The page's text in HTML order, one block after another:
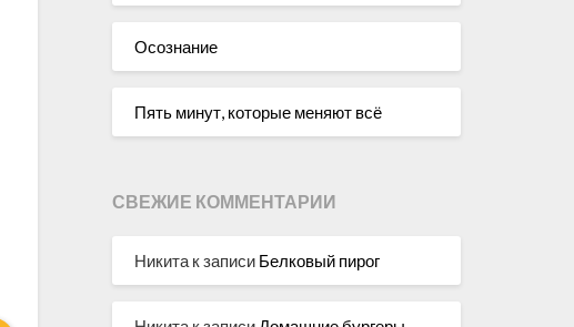
Осознание
Пять минут, которые меняют всё
СВЕЖИЕ КОММЕНТАРИИ
Никитак записи Белковый пирог